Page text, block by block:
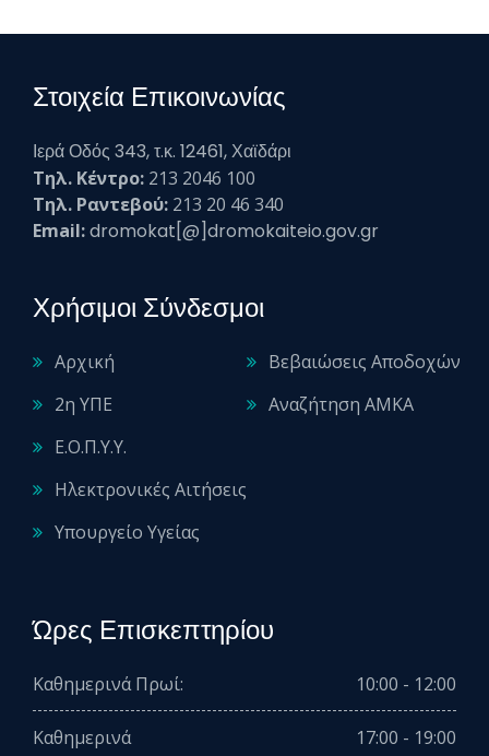
Στοιχεία Επικοινωνίας
Ιερά Οδός 343, τ.κ. 12461, Χαϊδάρι
Τηλ. Κέντρο: 213 2046 100
Τηλ. Ραντεβού: 213 20 46 340
Email:dromokat[@]dromokaiteio.gov.gr
Χρήσιμοι Σύνδεσμοι
Αρχική
2η ΥΠΕ
Ε.Ο.Π.Υ.Υ.
Ηλεκτρονικές Αιτήσεις
Υπουργείο Υγείας
Βεβαιώσεις Αποδοχών
Αναζήτηση ΑΜΚΑ
Ώρες Επισκεπτηρίου
Καθημερινά Πρωί: 10:00 - 12:00
Καθημερινά
17:00 - 19:00